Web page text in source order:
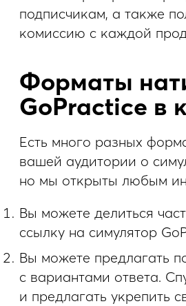
подписчикам, а также
комиссию с каждой
Форматы
GoPractice в
Есть много разных
вашей аудитории о
но мы открыты любым
Вы можете делиться
ссылку на симулятор
Вы можете предлагать
c вариантами ответа.
и предлагать укрепить